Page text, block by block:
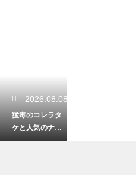
2026.08.08
猛毒のコレラタ
ケと人気のナラ
タケの決定的な